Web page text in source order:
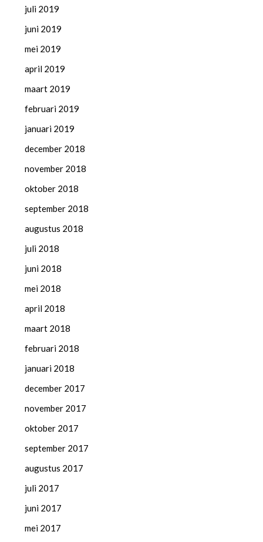
juli 2019
juni 2019
mei 2019
april 2019
maart 2019
februari 2019
januari 2019
december 2018
november 2018
oktober 2018
september 2018
augustus 2018
juli 2018
juni 2018
mei 2018
april 2018
maart 2018
februari 2018
januari 2018
december 2017
november 2017
oktober 2017
september 2017
augustus 2017
juli 2017
juni 2017
mei 2017